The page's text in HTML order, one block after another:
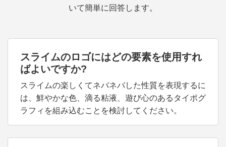
いて簡単に回答します。
スライムのロゴにはどの要素を使用すれ
ばよいですか?
スライムの楽しくてネバネバした性質を表現するに
は、鮮やかな色、滴る粘液、遊び心のあるタイポグ
ラフィを組み込むことを検討してください。